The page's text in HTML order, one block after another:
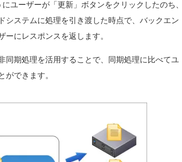
ーザーが「更新」ボタンをクリックしたのち、
システムに処理を引き渡した時点で、バックエン
にレスポンスを返します。
期処理を活用することで、同期処理に比べてユ
できます。